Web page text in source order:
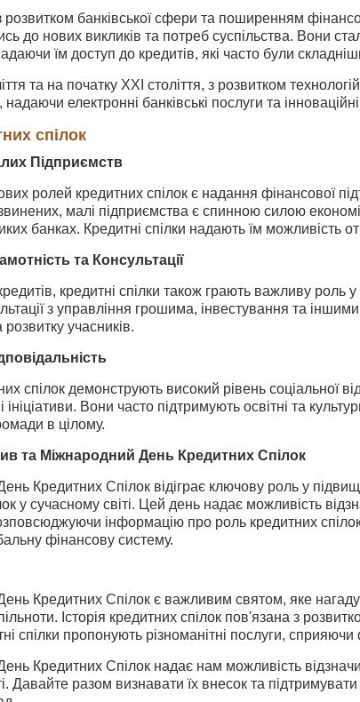
розвитком банківської сфери та поширенням
до нових викликів та потреб суспільства. Вони
їм доступ до кредитів, які часто були
та на початку XXI століття, з розвитком
електронні банківські послуги та
спілок
Підприємств
ролей кредитних спілок є надання фінансової
малі підприємства є спинною силою
банках. Кредитні спілки надають їм можливість
та Консультації
кредитні спілки також грають важливу роль
з управління грошима, інвестування та
розвитку учасників.
спілок демонструють високий рівень соціальної
ініціативи. Вони часто підтримують освітні та
в цілому.
та Міжнародний День Кредитних Спілок
Кредитних Спілок відіграє ключову роль у
у сучасному світі. Цей день надає можливість
інформацію про роль кредитних
фінансову систему.
Кредитних Спілок є важливим святом, яке
Історія кредитних спілок пов'язана з
спілки пропонують різноманітні послуги, сприяючи
Кредитних Спілок надає нам можливість
Давайте разом визнавати їх внесок та підтримувати